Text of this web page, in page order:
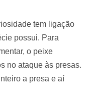
tem ligação
possui. Para
o peixe
no ataque às presas.
a presa e aí